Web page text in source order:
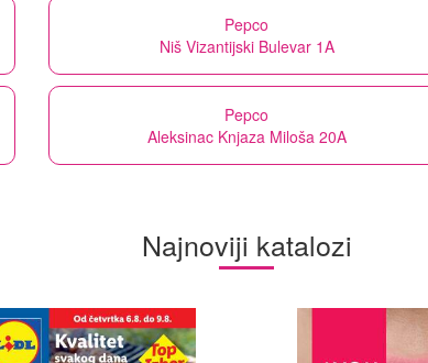
Pepco
Niš Vizantijski Bulevar 1A
Pepco
Aleksinac Knjaza Miloša 20A
Najnoviji katalozi